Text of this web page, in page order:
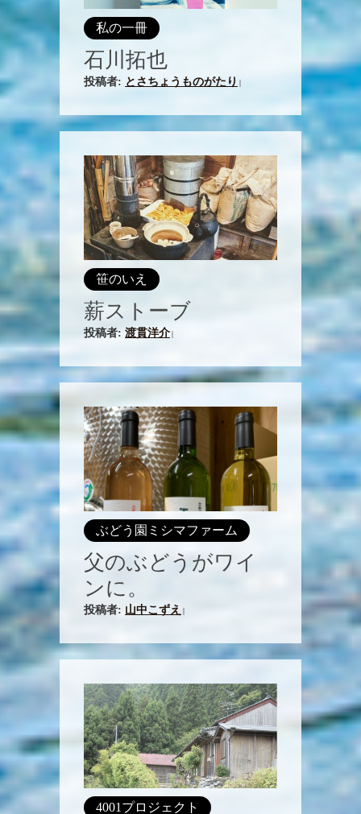
私の一冊
石川拓也
投稿者: とさちょうものがたり
笹のいえ
薪ストーブ
投稿者: 渡貫洋介
ぶどう園ミシマファーム
父のぶどうがワイ
ンに。
投稿者: 山中こずえ
4001プロジェクト